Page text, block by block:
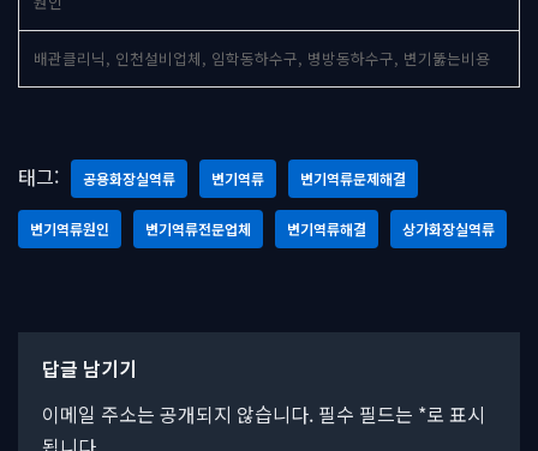
배관클리닉, 인천설비업체, 임학동하수구, 병방동하수구, 변기뚫는비용
태그: 공용화장실역류 변기역류 변기역류문제해결
변기역류원인 변기역류전문업체 변기역류해결 상가화장실역류
답글 남기기
이메일 주소는 공개되지 않습니다. 필수 필드는 *로 표시